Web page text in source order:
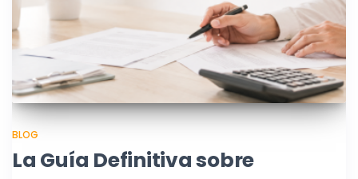
BLOG
La Guía Definitiva sobre